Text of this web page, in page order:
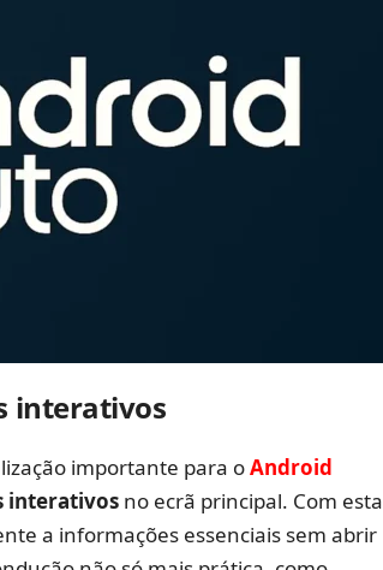
interativos
importante para oAndroid
interativosno ecrã principal. Com esta
a informações essenciais sem abrir